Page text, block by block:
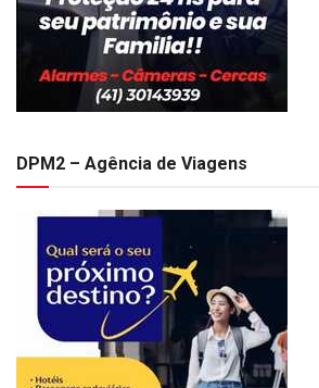
DPM2 – Agência de Viagens